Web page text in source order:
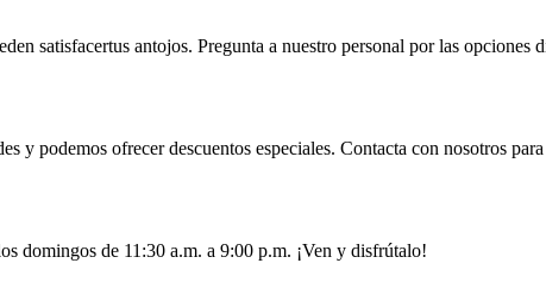
satisfacertus antojos. Pregunta a nuestro personal por las opciones
y podemos ofrecer descuentos especiales. Contacta con nosotros
domingos de 11:30 a.m. a 9:00 p.m. ¡Ven y disfrútalo!